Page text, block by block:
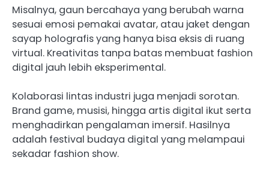
Misalnya, gaun bercahaya yang berubah warna
sesuai emosi pemakai avatar, atau jaket dengan
sayap holografis yang hanya bisa eksis di ruang
virtual. Kreativitas tanpa batas membuat fashion
digital jauh lebih eksperimental.
Kolaborasi lintas industri juga menjadi sorotan.
Brand game, musisi, hingga artis digital ikut serta
menghadirkan pengalaman imersif. Hasilnya
adalah festival budaya digital yang melampaui
sekadar fashion show.